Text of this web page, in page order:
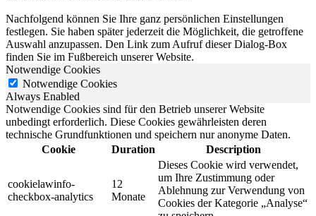
Nachfolgend können Sie Ihre ganz persönlichen Einstellungen
festlegen. Sie haben später jederzeit die Möglichkeit, die getroffene
Auswahl anzupassen. Den Link zum Aufruf dieser Dialog-Box
finden Sie im Fußbereich unserer Website.
Notwendige Cookies
Notwendige Cookies
Always Enabled
Notwendige Cookies sind für den Betrieb unserer Website
unbedingt erforderlich. Diese Cookies gewährleisten deren
technische Grundfunktionen und speichern nur anonyme Daten.
Cookie
Duration Description
cookielawinfo-
checkbox-analytics
12
Monate
Dieses Cookie wird verwendet,
um Ihre Zustimmung oder
Ablehnung zur Verwendung von
Cookies der Kategorie „Analyse“